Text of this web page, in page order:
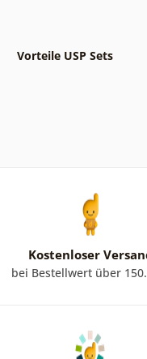
Vorteile USP Sets
Kostenloser
bei Bestellwert über